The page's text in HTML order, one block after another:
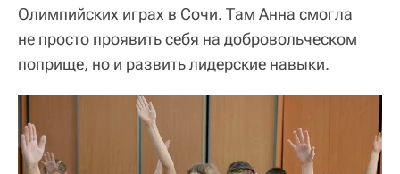
Олимпийских играх в Сочи. Там Анна смогла
не просто проявить себя на добровольческом
поприще, но и развить лидерские навыки.